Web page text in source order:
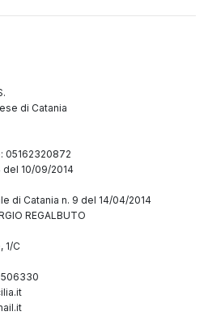
di Catania
05162320872
del 10/09/2014
di Catania n. 9 del 14/04/2014
REGALBUTO
1/C